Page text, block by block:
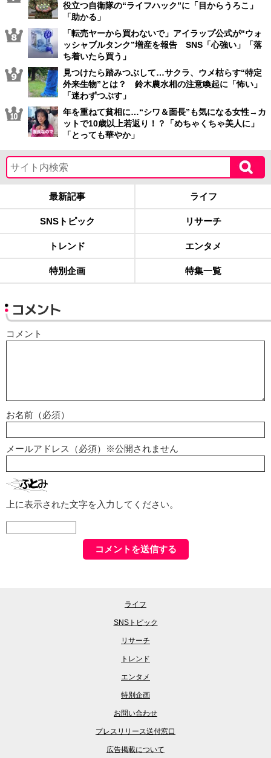
役立つ自衛隊の“ライフハック”に「目からうろこ」
「助かる」
「転売ヤーから買わないで」アイラップ公式が“ウォ
ッシャブルタンク”増産を報告 SNS「心強い」「落
ち着いたら買う」
見つけたら踏みつぶして…サクラ、ウメ枯らす“特定
外来生物”とは？ 鈴木農水相の注意喚起に「怖い」
「迷わずつぶす」
年を重ねて貧相に…“シワ＆面長”も気になる女性→カ
ットで10歳以上若返り！？「めちゃくちゃ美人に」
「とっても華やか」
最新記事 ライフ
SNSトピック リサーチ
トレンド エンタメ
特別企画 特集一覧
コメント
コメント
お名前（必須）
メールアドレス（必須）※公開されません
上に表示された文字を入力してください。
ライフ
SNSトピック
リサーチ
トレンド
エンタメ
特別企画
お問い合わせ
プレスリリース送付窓口
広告掲載について